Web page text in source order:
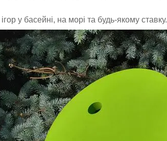
у басейні, на морі та будь-якому ставку.